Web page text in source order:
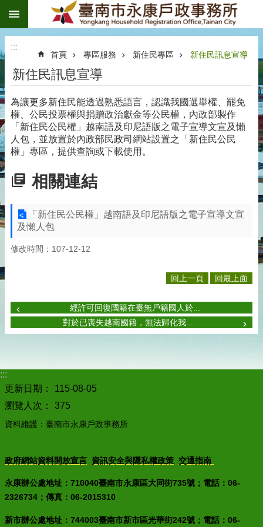
跳到主要內容區塊
:::
首頁 專區服務 新住民專區 新住民訊息宣導
新住民訊息宣導
為讓更多新住民能透過熟悉語言，認識我國選舉權、罷免
權、公民投票權與捐贈政治獻金等公民權，內政部製作
「新住民公民權」越南語及印尼語版之電子宣導文宣及懶
人包，並放置於內政部民政司網站設置之「新住民公民
權」專區，提供查詢或下載使用。
相關連結
「新住民公民權」越南語及印尼語版之電子宣導文宣
及懶人包
修改時間：107-12-12
回上一頁 回最上面
經許可回復國籍在臺無戶籍國人於...
對於已喪失越南國籍，無法歸化我...
:::
更新日期：
115-08-05
瀏覽人次：
375
資料維護：臺南市永康戶政事務所
政府網站資料開放宣言 資訊安全與隱私權政策 交通指南
永康辦公處地址：710040臺南市永康區大同街735號；電話：06-
2326734；傳真：06-2015310
新市辦公處地址：744003臺南市新市區光華街242號；電話：06-